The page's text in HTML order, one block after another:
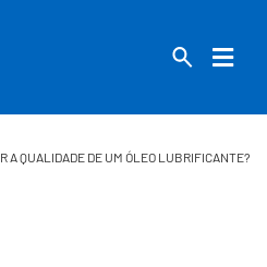
A QUALIDADE DE UM ÓLEO LUBRIFICANTE?